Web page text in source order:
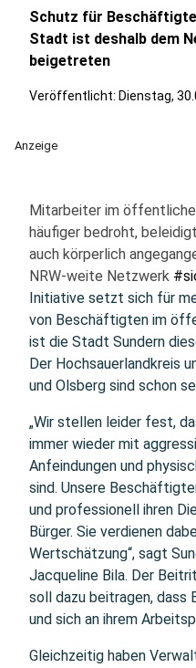
Schutz für
Stadt ist deshalb dem
beigetreten
Veröffentlicht: Dienstag,
Anzeige
Mitarbeiter im
häufiger bedroht,
auch körperlich
NRW-weite Netzwerk
Initiative setzt sich für
von Beschäftigten im
ist die Stadt Sundern
Der Hochsauerlandkreis
und Olsberg sind schon
„Wir stellen leider fest,
immer wieder mit
Anfeindungen und
sind. Unsere
und professionell ihren
Bürger. Sie verdienen
Wertschätzung“, sagt
Jacqueline Bila. Der
soll dazu beitragen,
und sich an ihrem
Gleichzeitig haben